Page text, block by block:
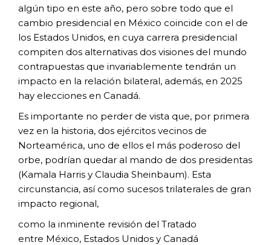
algún tipo en este año, pero sobre todo que el
cambio presidencial en México coincide con el de
los Estados Unidos, en cuya carrera presidencial
compiten dos alternativas dos visiones del mundo
contrapuestas que invariablemente tendrán un
impacto en la relación bilateral, además, en 2025
hay elecciones en Canadá.
Es importante no perder de vista que, por primera
vez en la historia, dos ejércitos vecinos de
Norteamérica, uno de ellos el más poderoso del
orbe, podrían quedar al mando de dos presidentas
(Kamala Harris y Claudia Sheinbaum). Esta
circunstancia, así como sucesos trilaterales de gran
impacto regional,
como la inminente revisión del Tratado
entre México, Estados Unidos y Canadá